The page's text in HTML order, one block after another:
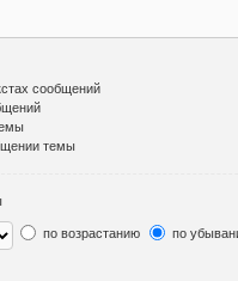
сообщений
темы
по возрастанию по